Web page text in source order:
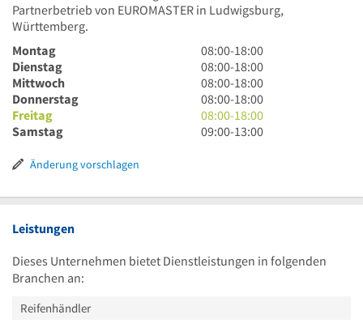
Partnerbetrieb von EUROMASTER in Ludwigsburg,
Württemberg.
Montag
8
Uhr
bis
18
Uhr
08:00-18:00
Dienstag
8
Uhr
bis
18
Uhr
08:00-18:00
Mittwoch
8
Uhr
bis
18
08:00-18:00
Donnerstag
8
Uhr
bis
08:00-18:00
Freitag
8
Uhr
08:00-18:00
Samstag
9
Uhr
09:00-13:00
Änderung vorschlagen
Leistungen
Dieses Unternehmen bietet Dienstleistungen in folgenden
Branchen an:
Reifenhändler